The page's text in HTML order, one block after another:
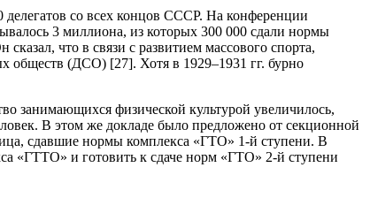
со всех концов СССР. На конференции
3 миллиона, из которых 300 000 сдали нормы
что в связи с развитием массового спорта,
обществ (ДСО) [27]. Хотя в 1929–1931 гг. бурно
занимающихся физической культурой увеличилось,
В этом же докладе было предложено от секционной
сдавшие нормы комплекса «ГТО» 1-й ступени. В
«ГТТО» и готовить к сдаче норм «ГТО» 2-й ступени